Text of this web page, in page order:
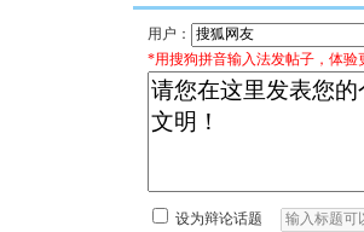
用户：
*用搜狗拼音输入法发帖子，体验
设为辩论话题